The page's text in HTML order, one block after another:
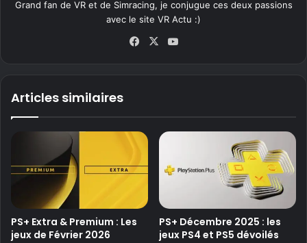
Grand fan de VR et de Simracing, je conjugue ces deux passions
avec le site VR Actu :)
Fa
X
Articles similaires
PS+ Extra & Premium : Les
jeux de Février 2026
PS+ Décembre 2025 : les
jeux PS4 et PS5 dévoilés